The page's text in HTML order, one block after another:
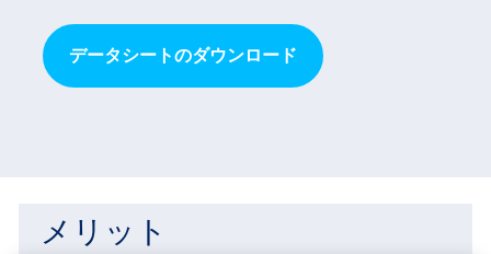
データシートのダウンロード
メリット